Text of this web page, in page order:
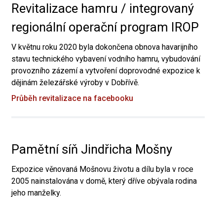
Revitalizace hamru / integrovaný
regionální operační program IROP
V květnu roku 2020 byla dokončena obnova havarijního
stavu technického vybavení vodního hamru, vybudování
provozního zázemí a vytvoření doprovodné expozice k
dějinám železářské výroby v Dobřívě.
Průběh revitalizace na facebooku
Pamětní síň Jindřicha Mošny
Expozice věnovaná Mošnovu životu a dílu byla v roce
2005 nainstalována v domě, který dříve obývala rodina
jeho manželky.